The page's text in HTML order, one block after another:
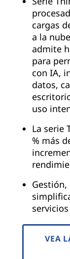
cargas
a la
admite
para
con IA,
datos,
uso
La serie
% más
VEA